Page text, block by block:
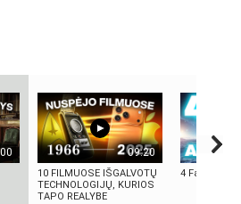
09:20
10 FILMUOSE IŠGALVOTŲ
TECHNOLOGIJŲ, KURIOS
TAPO REALYBE
4 Faktai